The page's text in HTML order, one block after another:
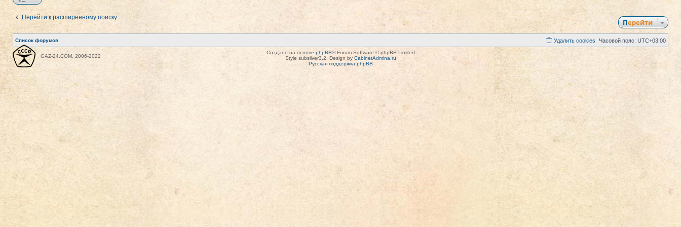
Перейти к расширенному поиску
Перейти
Список форумов Часовой пояс: UTC+03:00
Удалить cookies
GAZ-24.COM, 2006-2022
Создано на основе phpBB® Forum Software © phpBB Limited
Style subsilver3.2. Design by CabinetAdmina.ru
Русская поддержка phpBB